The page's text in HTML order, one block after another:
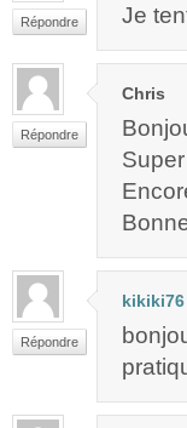
Répondre Je
Répondre
Chris
Répondre
kikiki76